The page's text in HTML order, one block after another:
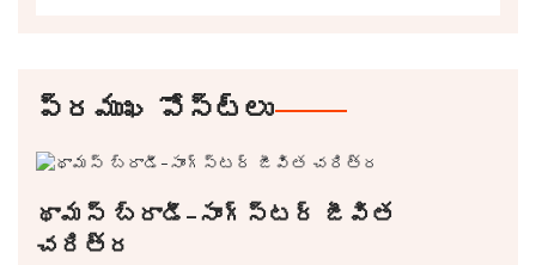
ప్రముఖ పోస్ట్లు
థామస్ బ్రాడీ-సాంగ్స్టర్ జీవిత
చరిత్ర